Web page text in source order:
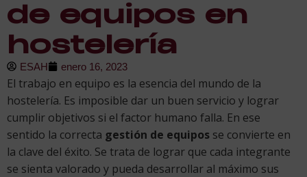
de equipos en
hostelería
ESAH enero 16, 2023
El trabajo en equipo es la esencia del mundo de la
hostelería. Es imposible dar un buen servicio y lograr
cumplir objetivos si el factor humano falla. En ese
sentido la correcta gestión de equipos se convierte en
la clave del éxito. Se trata de lograr que cada integrante
se sienta valorado y pueda desarrollar al máximo sus